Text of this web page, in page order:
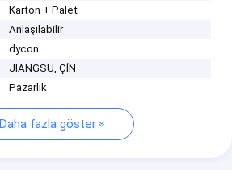
Karton + Palet
Anlaşılabilir
dycon
JIANGSU, ÇİN
Pazarlık
Daha fazla göster